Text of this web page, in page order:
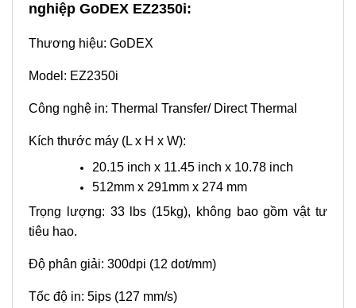
nghiệp GoDEX EZ2350i:
Thương hiệu: GoDEX
Model: EZ2350i
Công nghệ in: Thermal Transfer/ Direct Thermal
Kích thước máy (L x H x W):
20.15 inch x 11.45 inch x 10.78 inch
512mm x 291mm x 274 mm
Trọng lượng: 33 lbs (15kg), không bao gồm vật tư
tiêu hao.
Độ phân giải: 300dpi (12 dot/mm)
Tốc độ in: 5ips (127 mm/s)